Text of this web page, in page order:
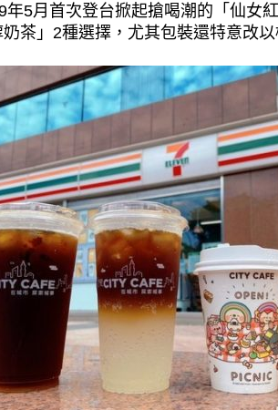
年5月首次登台掀起搶喝潮的「仙女
奶茶」2種選擇，尤其包裝還特意改